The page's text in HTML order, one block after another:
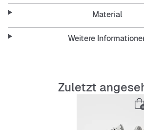
Rutschfeste, langlebige
Material
Weitere
Zuletzt